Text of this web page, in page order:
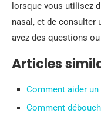
lorsque vous utilisez
nasal, et de consulter
avez des questions
Articles
Comment aider un
Comment